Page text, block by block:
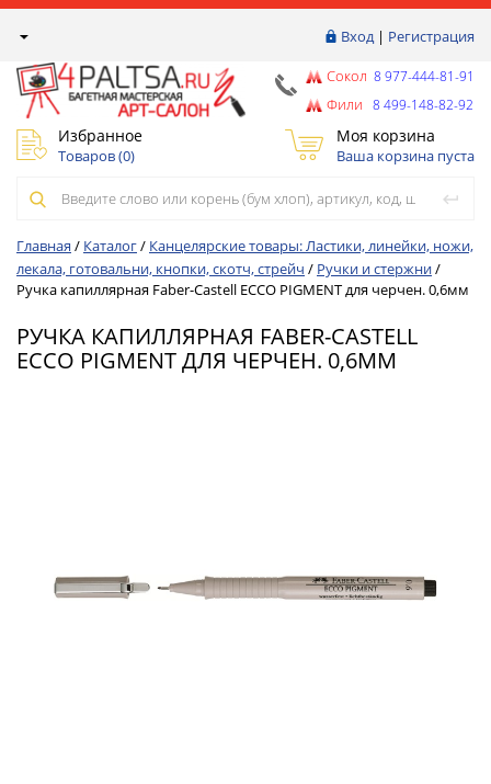
Вход| Регистрация
Сокол 8 977-444-81-91
Фили 8 499-148-82-92
Избранное
Товаров (0)
Моя корзина
Ваша корзина пуста
Главная / Каталог/ Канцелярские товары: Ластики, линейки, ножи,
лекала, готовальни, кнопки, скотч, стрейч / Ручки и стержни/
Ручка капиллярная Faber-Castell ECCO PIGMENT для черчен. 0,6мм
РУЧКА КАПИЛЛЯРНАЯ FABER-CASTELL
ECCO PIGMENT ДЛЯ ЧЕРЧЕН. 0,6ММ